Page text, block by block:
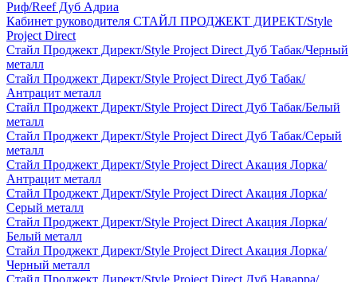
Риф/Reef Дуб Адриа
Кабинет руководителя СТАЙЛ ПРОДЖЕКТ ДИРЕКТ/Style
Project Direct
Стайл Проджект Директ/Style Project Direct Дуб Табак/Черный
металл
Стайл Проджект Директ/Style Project Direct Дуб Табак/
Антрацит металл
Стайл Проджект Директ/Style Project Direct Дуб Табак/Белый
металл
Стайл Проджект Директ/Style Project Direct Дуб Табак/Серый
металл
Стайл Проджект Директ/Style Project Direct Акация Лорка/
Антрацит металл
Стайл Проджект Директ/Style Project Direct Акация Лорка/
Серый металл
Стайл Проджект Директ/Style Project Direct Акация Лорка/
Белый металл
Стайл Проджект Директ/Style Project Direct Акация Лорка/
Черный металл
Стайл Проджект Директ/Style Project Direct Дуб Наварра/